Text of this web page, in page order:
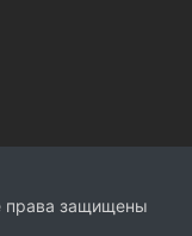
права защищены